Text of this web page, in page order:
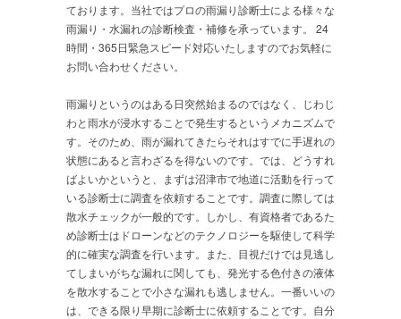
ております。当社ではプロの雨漏り診断士による様々な
雨漏り・水漏れの診断検査・補修を承っています。 24
時間・365日緊急スピード対応いたしますのでお気軽に
お問い合わせください。
雨漏りというのはある日突然始まるのではなく、じわじ
わと雨水が浸水することで発生するというメカニズムで
す。そのため、雨が漏れてきたらそれはすでに手遅れの
状態にあると言わざるを得ないのです。では、どうすれ
ばよいかというと、まずは沼津市で地道に活動を行って
いる診断士に調査を依頼することです。調査に際しては
散水チェックが一般的です。しかし、有資格者であるた
め診断士はドローンなどのテクノロジーを駆使して科学
的に確実な調査を行います。また、目視だけでは見逃し
てしまいがちな漏れに関しても、発光する色付きの液体
を散水することで小さな漏れも逃しません。一番いいの
は、できる限り早期に診断士に依頼することです。自分